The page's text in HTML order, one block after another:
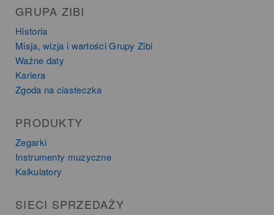
GRUPA ZIBI
Historia
Misja, wizja i wartości Grupy Zibi
Ważne daty
Kariera
Zgoda na ciasteczka
PRODUKTY
Zegarki
Instrumenty muzyczne
Kalkulatory
SIECI SPRZEDAŻY